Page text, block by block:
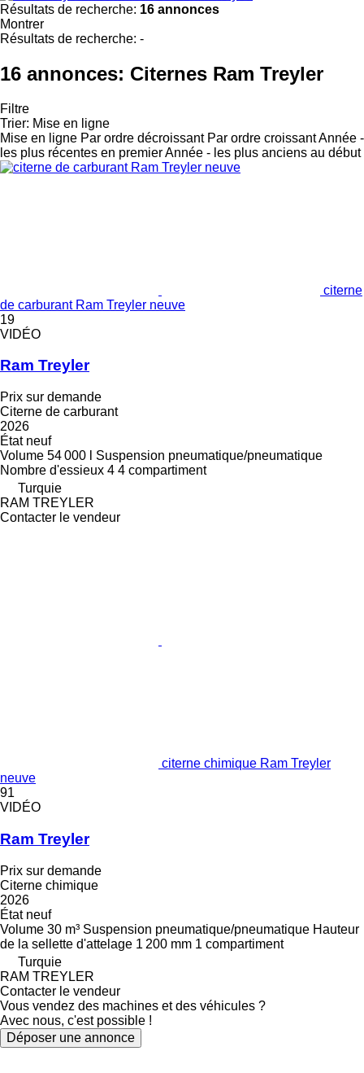
Résultats de recherche: 16 annonces
Montrer
Résultats de recherche: -
16 annonces: Citernes Ram Treyler
Filtre
Trier: Mise en ligne
Mise en ligne Par ordre décroissant Par ordre croissantAnnée -
les plus récentes en premierAnnée - les plus anciens au début
citerne
de carburant Ram Treyler neuve
19
VIDÉO
Ram Treyler
Prix sur demande
Citerne de carburant
2026
Étatneuf
Volume 54 000 l Suspension pneumatique/pneumatique
Nombre d'essieux 4 4 compartiment
Turquie
RAM TREYLER
Contacter le vendeur
citerne chimique Ram Treyler
neuve
91
VIDÉO
Ram Treyler
Prix sur demande
Citerne chimique
2026
Étatneuf
Volume 30 m³ Suspension pneumatique/pneumatique Hauteur
de la sellette d'attelage 1 200 mm 1 compartiment
Turquie
RAM TREYLER
Contacter le vendeur
Vous vendez des machines et des véhicules ?
Avec nous, c'est possible !
Déposer une annonce